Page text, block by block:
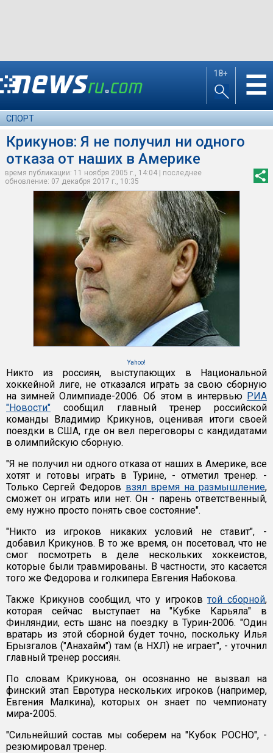
18+ ☰
СПОРТ
Крикунов: Я не получил ни одного
отказа от наших в Америке
время публикации: 11 ноября 2005 г., 14:04 | последнее
обновление: 07 декабря 2017 г., 10:35
Yahoo!
Никто из россиян, выступающих в Национальной
хоккейной лиге, не отказался играть за свою сборную
на зимней Олимпиаде-2006. Об этом в интервью РИА
"Новости" сообщил главный тренер российской
команды Владимир Крикунов, оценивая итоги своей
поездки в США, где он вел переговоры с кандидатами
в олимпийскую сборную.
"Я не получил ни одного отказа от наших в Америке, все
хотят и готовы играть в Турине, - отметил тренер. -
Только Сергей Федоров взял время на размышление,
сможет он играть или нет. Он - парень ответственный,
ему нужно просто понять свое состояние".
"Никто из игроков никаких условий не ставит", -
добавил Крикунов. В то же время, он посетовал, что не
смог посмотреть в деле нескольких хоккеистов,
которые были травмированы. В частности, это касается
того же Федорова и голкипера Евгения Набокова.
Также Крикунов сообщил, что у игроковтой сборной,
которая сейчас выступает на "Кубке Карьяла" в
Финляндии, есть шанс на поездку в Турин-2006. "Один
вратарь из этой сборной будет точно, поскольку Илья
Брызгалов ("Анахайм") там (в НХЛ) не играет", - уточнил
главный тренер россиян.
По словам Крикунова, он осознанно не вызвал на
финский этап Евротура нескольких игроков (например,
Евгения Малкина), которых он знает по чемпионату
мира-2005.
"Сильнейший состав мы соберем на "Кубок РОСНО", -
резюмировал тренер.